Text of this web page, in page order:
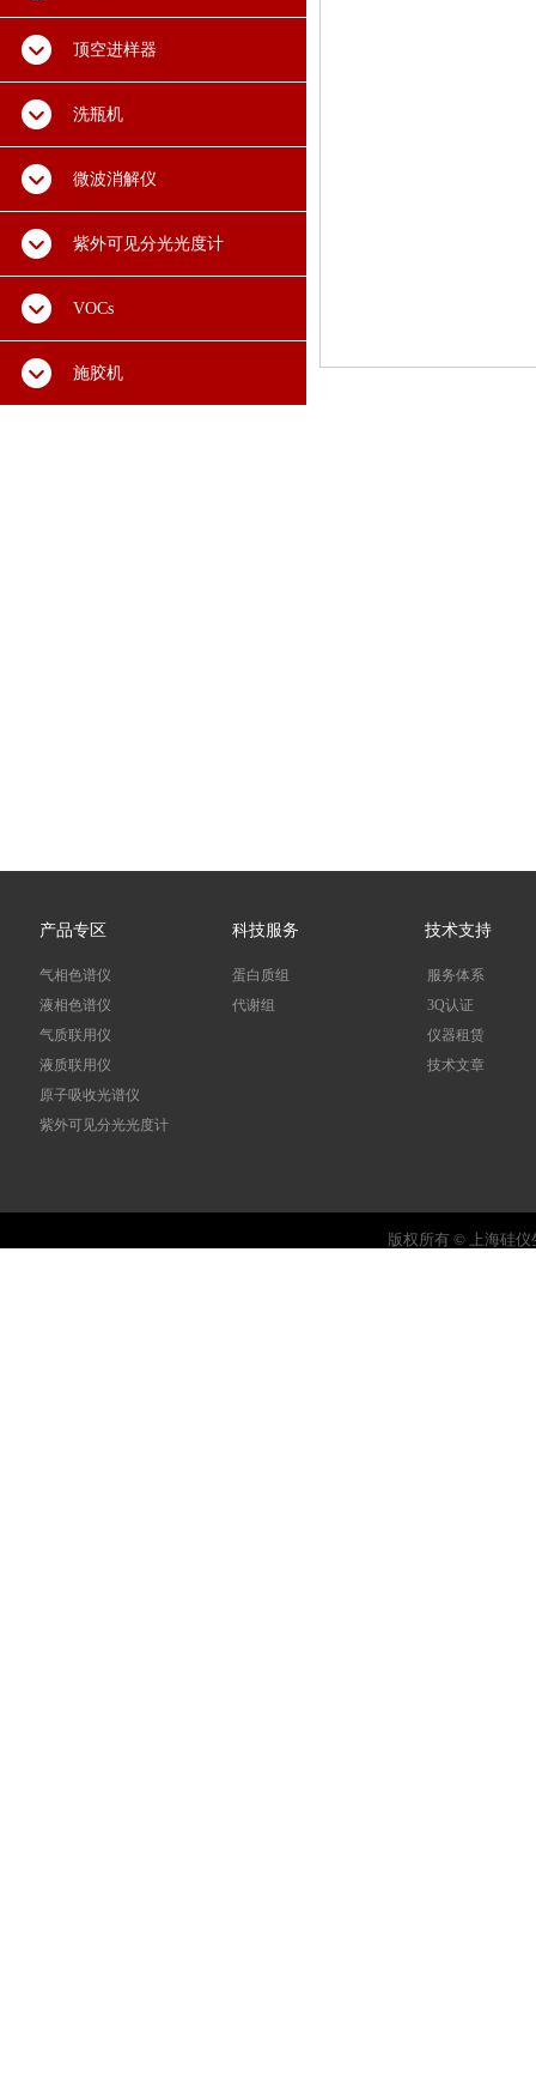
顶空进样器
洗瓶机
微波消解仪
紫外可见分光光度计
VOCs
施胶机
产品专区 科技服务
蛋白质组
代谢组
气相色谱仪
液相色谱仪
气质联用仪
液质联用仪
原子吸收光谱仪
紫外可见分光光度计
版权所有 © 上海硅
技术支持
服务体系
3Q认证
仪器租赁
技术文章